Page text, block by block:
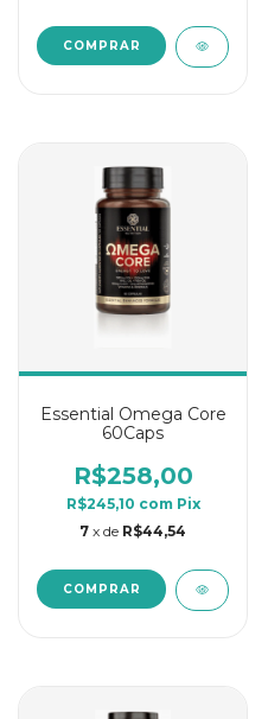
Essential Omega Core
60Caps
R$258,00
R$245,10 com Pix
7 x de R$44,54